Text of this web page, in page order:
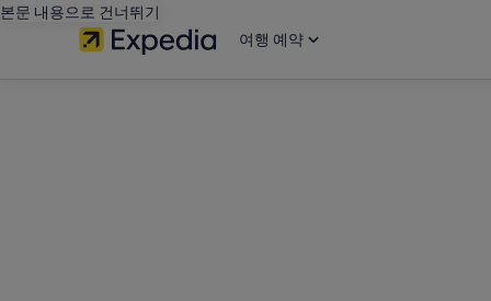
본문 내용으로 건너뛰기
여행 예약